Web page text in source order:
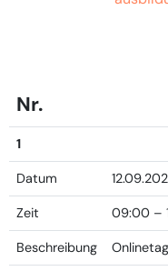
Nr.
1
Datum
Zeit 09:00 –
Beschreibung